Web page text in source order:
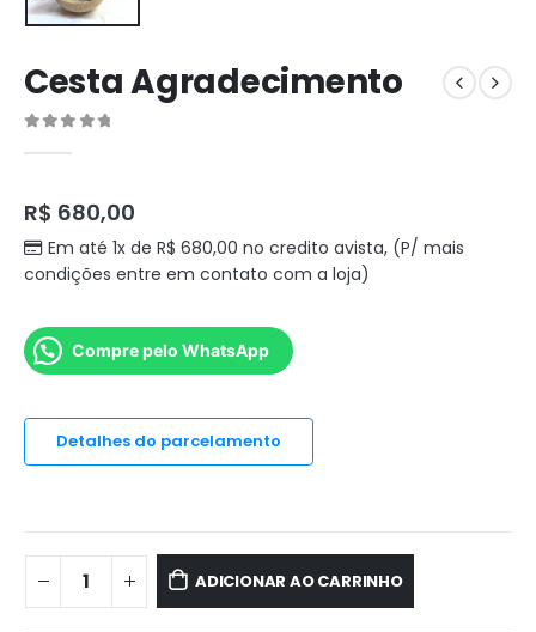
Cesta Agradecimento
R$ 680,00
Em até 1x de R$ 680,00 no credito avista, (P/ mais
condições entre em contato com a loja)
Compre pelo WhatsApp
Detalhes do parcelamento
ADICIONAR AO CARRINHO